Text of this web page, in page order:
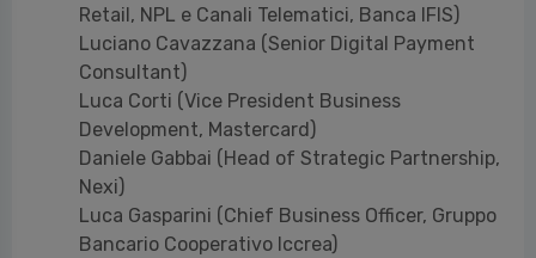
Retail, NPL e Canali Telematici, Banca IFIS)
Luciano Cavazzana (Senior Digital Payment
Consultant)
Luca Corti (Vice President Business
Development, Mastercard)
Daniele Gabbai (Head of Strategic Partnership,
Nexi)
Luca Gasparini (Chief Business Officer, Gruppo
Bancario Cooperativo Iccrea)